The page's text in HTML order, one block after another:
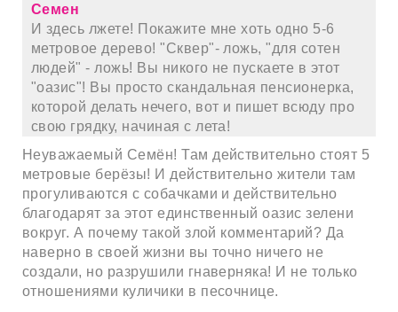
Семен
И здесь лжете! Покажите мне хоть одно 5-6
метровое дерево! "Сквер"- ложь, "для сотен
людей" - ложь! Вы никого не пускаете в этот
"оазис"! Вы просто скандальная пенсионерка,
которой делать нечего, вот и пишет всюду про
свою грядку, начиная с лета!
Неуважаемый Семён! Там действительно стоят 5
метровые берёзы! И действительно жители там
прогуливаются с собачками и действительно
благодарят за этот единственный оазис зелени
вокруг. А почему такой злой комментарий? Да
наверно в своей жизни вы точно ничего не
создали, но разрушили гнаверняка! И не только
отношениями куличики в песочнице.